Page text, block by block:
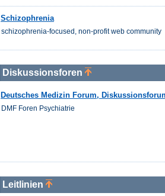
Schizophrenia
schizophrenia-focused, non-profit web community
Diskussionsforen
Deutsches Medizin Forum,
DMF Foren Psychiatrie
Leitlinien